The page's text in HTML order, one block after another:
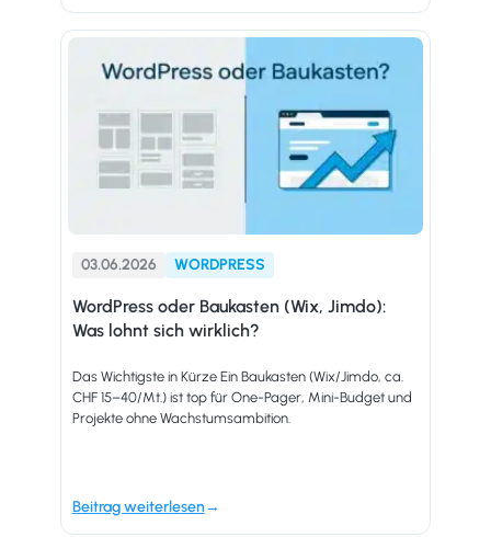
03.06.2026 WORDPRESS
WordPress oder Baukasten (Wix, Jimdo):
Was lohnt sich wirklich?
Das Wichtigste in Kürze Ein Baukasten (Wix/Jimdo, ca.
CHF 15–40/Mt.) ist top für One-Pager, Mini-Budget und
Projekte ohne Wachstumsambition.
Beitrag weiterlesen